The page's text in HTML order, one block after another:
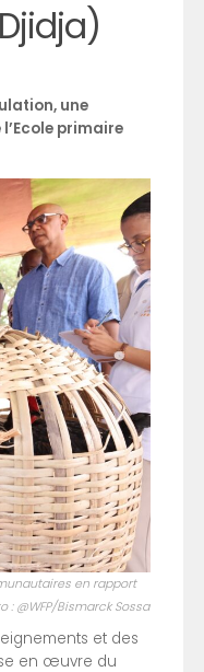
une
primaire
en rapport
@WFP/Bismarck Sossa
et des
en œuvre du